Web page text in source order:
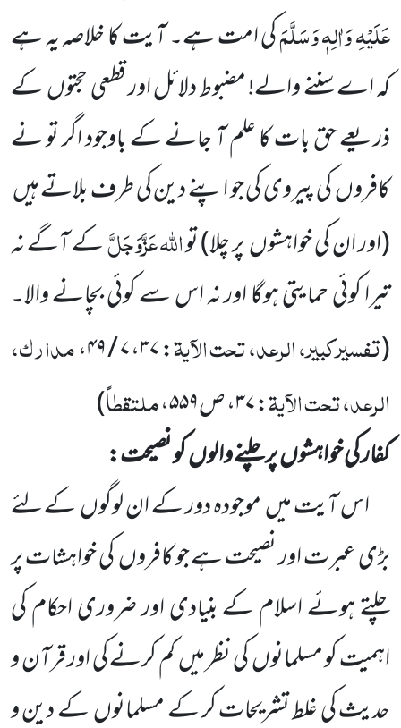
عَلَیْہِ وَاٰلِہٖ وَسَلَّمَکی امت ہے۔ آیت کا خلاصہ یہ ہے
کہ اے سننے والے! مضبوط دلائل اور قطعی حجتوںکے
ذریعے حق بات کا علم آ جانے کے باوجود اگر تو نے
کافروںکی پیروی کی جو اپنے دین کی طرف بلاتے ہیں
(اور ان کی خواہشوںپر چلا)تواللّٰہعَزَّوَجَلَّکے آگے نہ
تیرا کوئی حمایتی ہوگا اور نہ اس سے کوئی بچانے والا۔
(تفسیرکبیر، الرعد، تحت الآیۃ:۳۷،۷ / ۴۹ ،مدارک،
الرعد، تحت الآیۃ:۳۷، ص۵۵۹،ملتقطاً)
کفار کی خواہشوںپر چلنے والوںکو نصیحت:
اس آیت میںموجودہ دور کے ان لوگوںکے لئے
بڑی عبرت اور نصیحت ہے جو کافروںکی خواہشات پر
چلتےہوئے اسلام کے بنیادی اور ضروری احکام کی
اہمیت کو مسلمانوںکی نظر میںکم کرنے کی اور قرآن و
حدیث کی غلط تشریحاتکر کے مسلمانوںکے دین و